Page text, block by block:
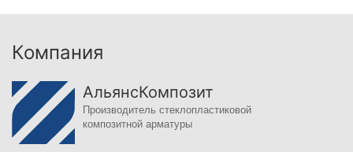
Компания
АльянсКомпозит
Производитель стеклопластиковой
композитной арматуры